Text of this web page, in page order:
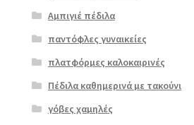
Αμπιγιέ πέδιλα
παντόφλες γυναικείες
πλατφόρμες καλοκαιρινές
Πέδιλα καθημερινά με τακούνι
γόβες χαμηλές